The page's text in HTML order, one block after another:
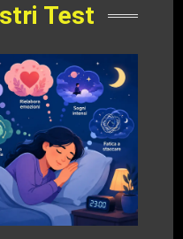
Test